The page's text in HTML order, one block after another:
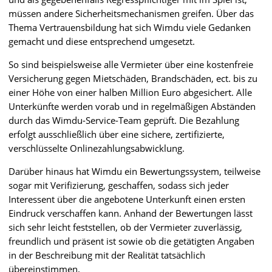
müssen andere Sicherheitsmechanismen greifen. Über das
Thema Vertrauensbildung hat sich Wimdu viele Gedanken
gemacht und diese entsprechend umgesetzt.
So sind beispielsweise alle Vermieter über eine kostenfreie
Versicherung gegen Mietschäden, Brandschäden, ect. bis zu
einer Höhe von einer halben Million Euro abgesichert. Alle
Unterkünfte werden vorab und in regelmäßigen Abständen
durch das Wimdu-Service-Team geprüft. Die Bezahlung
erfolgt ausschließlich über eine sichere, zertifizierte,
verschlüsselte Onlinezahlungsabwicklung.
Darüber hinaus hat Wimdu ein Bewertungssystem, teilweise
sogar mit Verifizierung, geschaffen, sodass sich jeder
Interessent über die angebotene Unterkunft einen ersten
Eindruck verschaffen kann. Anhand der Bewertungen lässt
sich sehr leicht feststellen, ob der Vermieter zuverlässig,
freundlich und präsent ist sowie ob die getätigten Angaben
in der Beschreibung mit der Realität tatsächlich
übereinstimmen.